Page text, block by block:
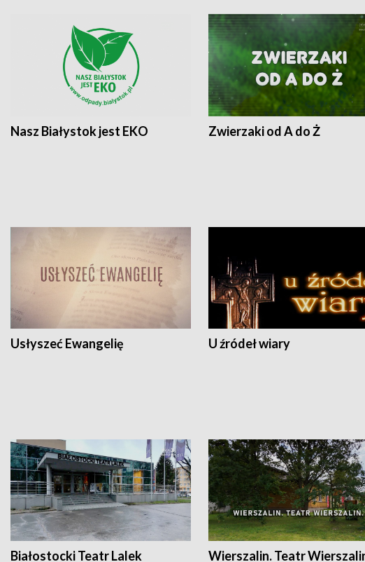
Nasz Białystok jest EKO Zwierzaki od A do Ż
Usłyszeć Ewangelię U źródeł wiary
Białostocki Teatr Lalek Wierszalin. Teatr